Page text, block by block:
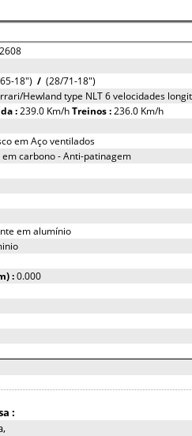
18") / (28/71-18")
Hewland type NLT 6 velocidades
:239.0 Km/hTreinos :236.0 Km/h
em Aço ventilados
em carbono - Anti-patinagem
em alumínio
:0.000
: